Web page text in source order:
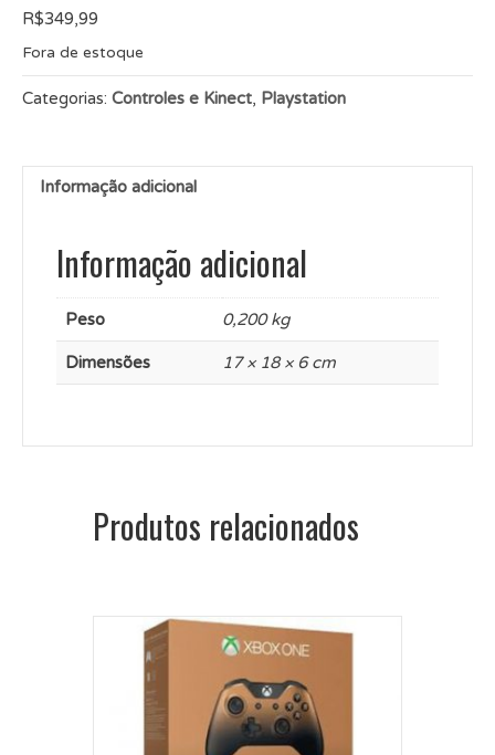
R$349,99
Fora de estoque
Categorias: Controles e Kinect, Playstation
Informação adicional
Informação adicional
Peso 0,200 kg
Dimensões 17 × 18 × 6 cm
Produtos relacionados